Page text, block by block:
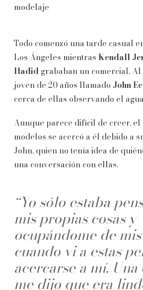
modelaje
Todo comenzó una tarde casual
Los Ángeles mientras Kendall
Hadid grababan un comercial. Al
joven de 20 años llamado John
cerca de ellas observando el
Aunque parece difícil de creer, el
modelos se acercó a él debido a
John, quien no tenía idea de
una conversación con ellas.
“Yo sólo estaba
mis propias cosas y
ocupándome de
cuando vi a estas
acercarse a mí.
me dijo que era